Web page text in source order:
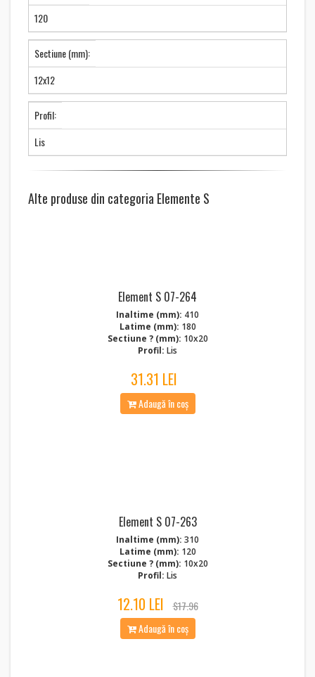
120
Sectiune (mm):
12x12
Profil:
Lis
Alte produse din categoria Elemente S
Element S 07-264
Inaltime (mm): 410
Latime (mm): 180
Sectiune ? (mm): 10x20
Profil: Lis
31.31 LEI
Adaugă în coș
Element S 07-263
Inaltime (mm): 310
Latime (mm): 120
Sectiune ? (mm): 10x20
Profil: Lis
12.10 LEI
$17.96
Adaugă în coș